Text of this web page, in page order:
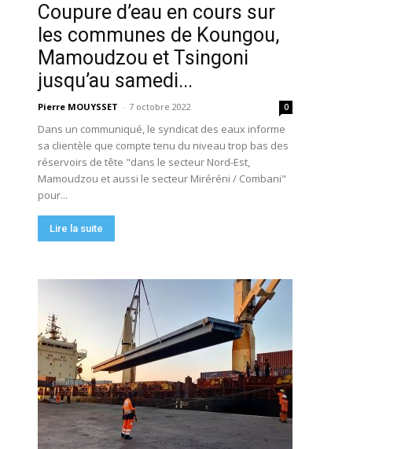
Coupure d’eau en cours sur
les communes de Koungou,
Mamoudzou et Tsingoni
jusqu’au samedi...
Pierre MOUYSSET - 7 octobre 2022 0
Dans un communiqué, le syndicat des eaux informe
sa clientèle que compte tenu du niveau trop bas des
réservoirs de tête "dans le secteur Nord-Est,
Mamoudzou et aussi le secteur Miréréni / Combani"
pour...
Lire la suite